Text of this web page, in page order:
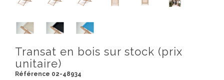
Transat en bois sur stock (prix
unitaire)
Référence 02-48934